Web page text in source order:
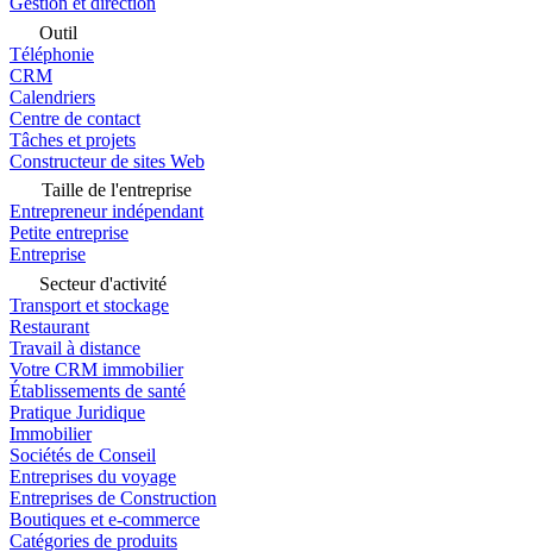
Outil
Téléphonie
CRM
Calendriers
Centre de contact
Tâches et projets
Constructeur de sites Web
Taille de l'entreprise
Entrepreneur indépendant
Petite entreprise
Entreprise
Secteur d'activité
Transport et stockage
Restaurant
Travail à distance
Votre CRM immobilier
Établissements de santé
Pratique Juridique
Immobilier
Sociétés de Conseil
Entreprises du voyage
Entreprises de Construction
Boutiques et e-commerce
Catégories de produits